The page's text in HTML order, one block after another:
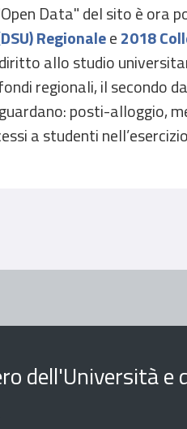
Data" del sito è ora
Regionalee2018
allo studio
regionali, il secondo
posti-alloggio,
a studenti
dell'Università e